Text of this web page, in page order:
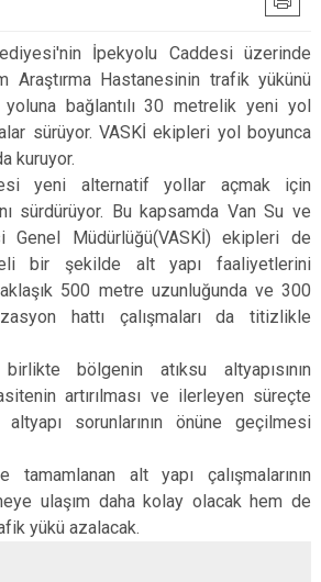
İpekyolu Caddesi üzerinde
Araştırma Hastanesinin trafik yükünü
bağlantılı 30 metrelik yeni yol
sürüyor. VASKİ ekipleri yol boyunca
kuruyor.
yeni alternatif yollar açmak için
sürdürüyor. Bu kapsamda Van Su ve
Genel Müdürlüğü(VASKİ) ekipleri de
bir şekilde alt yapı faaliyetlerini
500 metre uzunluğunda ve 300
hattı çalışmaları da titizlikle
birlikte bölgenin atıksu altyapısının
artırılması ve ilerleyen süreçte
sorunlarının önüne geçilmesi
tamamlanan alt yapı çalışmalarının
ulaşım daha kolay olacak hem de
yükü azalacak.